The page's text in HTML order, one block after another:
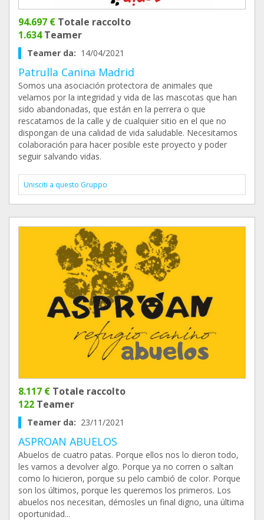
94.697 € Totale raccolto
1.634Teamer
Teamer da: 14/04/2021
Patrulla Canina Madrid
Somos una asociación protectora de animales que
velamos por la integridad y vida de las mascotas que han
sido abandonadas, que están en la perrera o que
rescatamos de la calle y de cualquier sitio en el que no
dispongan de una calidad de vida saludable. Necesitamos
colaboración para hacer posible este proyecto y poder
seguir salvando vidas.
Unisciti a questo Gruppo
8.117 € Totale raccolto
122 Teamer
Teamer da: 23/11/2021
ASPROAN ABUELOS
Abuelos de cuatro patas. Porque ellos nos lo dieron todo,
les vamos a devolver algo. Porque ya no corren o saltan
como lo hicieron, porque su pelo cambió de color. Porque
son los últimos, porque les queremos los primeros. Los
abuelos nos necesitan, démosles un final digno, una última
oportunidad...